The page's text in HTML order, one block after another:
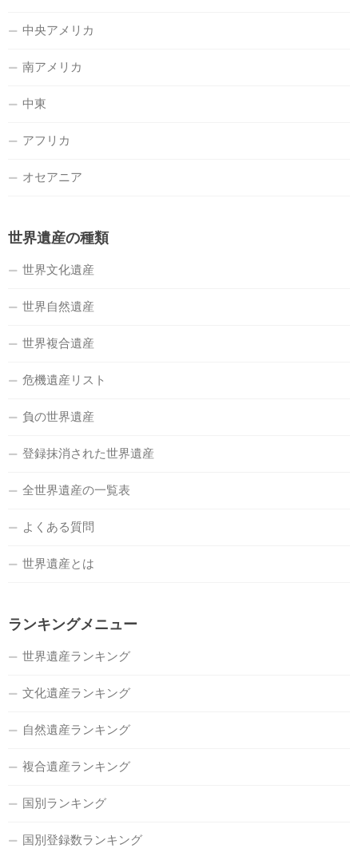
中央アメリカ
南アメリカ
中東
アフリカ
オセアニア
世界遺産の種類
世界文化遺産
世界自然遺産
世界複合遺産
危機遺産リスト
負の世界遺産
登録抹消された世界遺産
全世界遺産の一覧表
よくある質問
世界遺産とは
ランキングメニュー
世界遺産ランキング
文化遺産ランキング
自然遺産ランキング
複合遺産ランキング
国別ランキング
国別登録数ランキング